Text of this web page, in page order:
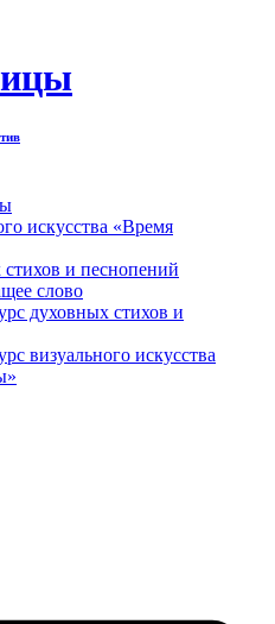
искусства «Время
и песнопений
слово
духовных стихов и
визуального искусства